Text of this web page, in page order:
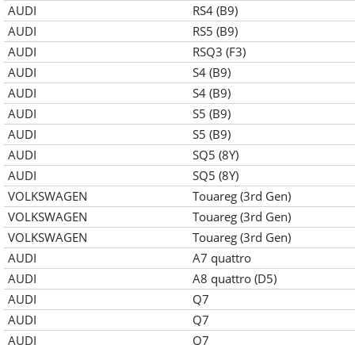
AUDI
RS4 (B9)
AUDI
RS5 (B9)
AUDI
RSQ3 (F3)
AUDI
S4 (B9)
AUDI
S4 (B9)
AUDI
S5 (B9)
AUDI
S5 (B9)
AUDI
SQ5 (8Y)
AUDI
SQ5 (8Y)
VOLKSWAGEN
Touareg (3rd Gen)
VOLKSWAGEN
Touareg (3rd Gen)
VOLKSWAGEN
Touareg (3rd Gen)
AUDI
A7 quattro
AUDI
A8 quattro (D5)
AUDI
Q7
AUDI
Q7
AUDI
Q7